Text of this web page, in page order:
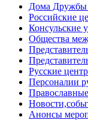
Дома Дружбы
Российские
Консульские
Общества
Русские
Персоналии
Анонсы